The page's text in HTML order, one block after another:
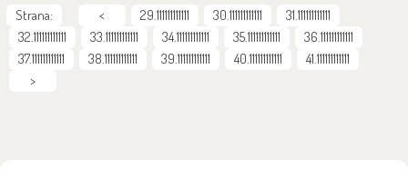
Strana: < 29.111111111111 30.111111111111
31.111111111111
32.111111111111
33.111111111111 34.111111111111 35.111111111111
36.111111111111
37.111111111111
38.111111111111 39.111111111111 40.111111111111
41.111111111111
>